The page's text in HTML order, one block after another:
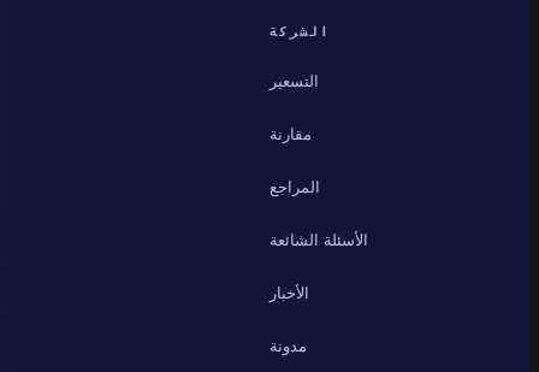
الشركة
التسعير
مقارنة
المراجع
الأسئلة الشائعة
الأخبار
مدونة